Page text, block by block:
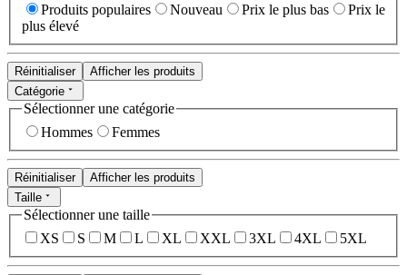
Produits populaires
Nouveau Prix le plus bas
Prix le
plus élevé
Réinitialiser
Afficher les produits
Catégorie
Sélectionner une catégorie
Hommes
Femmes
Réinitialiser
Afficher les produits
Taille
Sélectionner une taille
XS
S M L XL XXL 3XL 4XL 5XL